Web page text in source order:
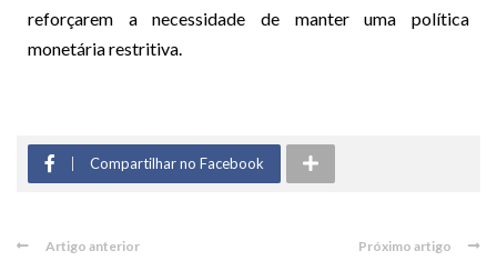
reforçarem a necessidade de manter uma política
monetária restritiva.
Compartilhar no Facebook
Artigo anterior Próximo artigo